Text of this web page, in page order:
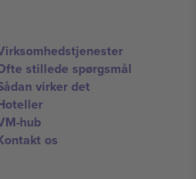
stillede spørgsmål
virker det
hub
os